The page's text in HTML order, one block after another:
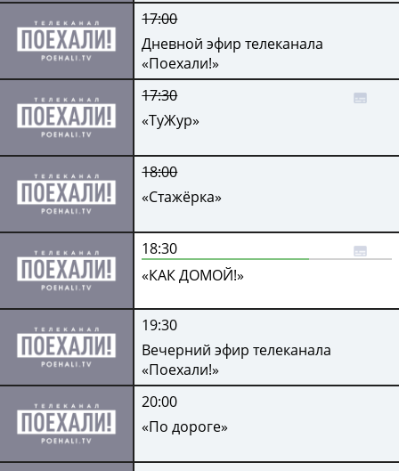
17:00
Дневной эфир телеканала
«Поехали!»
17:30
«ТуЖур»
18:00
«Стажёрка»
18:30
«КАК ДОМОЙ!»
19:30
Вечерний эфир телеканала
«Поехали!»
20:00
«По дороге»